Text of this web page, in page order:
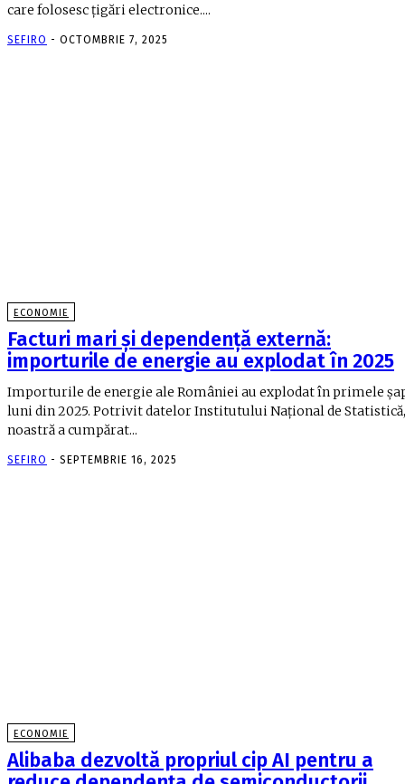
care folosesc țigări electronice....
SEFIRO - OCTOMBRIE 7, 2025
ECONOMIE
Facturi mari și dependență externă:
importurile de energie au explodat în 2025
Importurile de energie ale României au explodat în primele
luni din 2025. Potrivit datelor Institutului Național de
noastră a cumpărat...
SEFIRO - SEPTEMBRIE 16, 2025
ECONOMIE
Alibaba dezvoltă propriul cip AI pentru a